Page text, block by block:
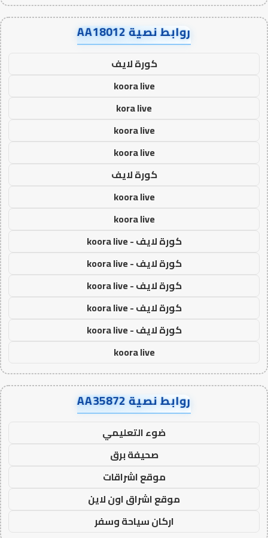
روابط نصية AA18012
كورة لايف
koora live
kora live
koora live
koora live
كورة لايف
koora live
koora live
كورة لايف - koora live
كورة لايف - koora live
كورة لايف - koora live
كورة لايف - koora live
كورة لايف - koora live
koora live
روابط نصية AA35872
ضوء التعليمي
صحيفة برق
موقع اشراقات
موقع اشراق اون لاين
اركان سياحة وسفر